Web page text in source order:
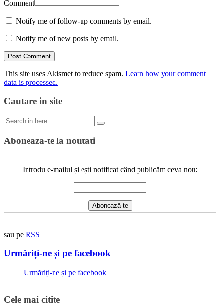
Comment
Notify me of follow-up comments by email.
Notify me of new posts by email.
This site uses Akismet to reduce spam. Learn how your comment
data is processed.
Cautare in site
Search
for:
Aboneaza-te la noutati
Introdu e-mailul și ești notificat când publicăm ceva nou:
sau pe RSS
Urmăriți-ne și pe facebook
Urmăriți-ne și pe facebook
Cele mai citite